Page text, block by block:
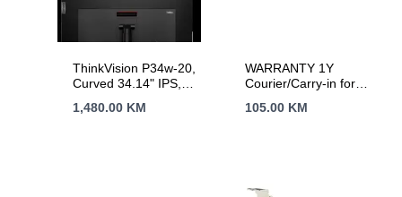
ThinkVision P34w-20,
Curved 34.14" IPS,
Anti-glare, 1000:1,
1,480.00 KM
WARRANTY 1Y
Courier/Carry-in for
IdeaPad 1 15,16,17,
105.00 KM